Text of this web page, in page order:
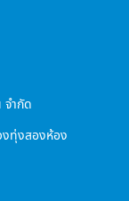
จำกัด
ทุ่งสองห้อง